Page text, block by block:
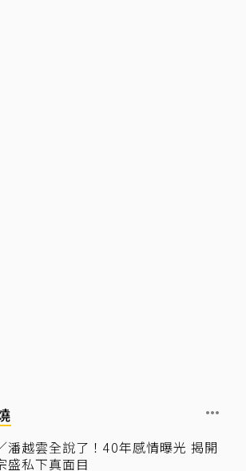
潘越雲全說了！40年感情曝光 揭開
盛私下真面目